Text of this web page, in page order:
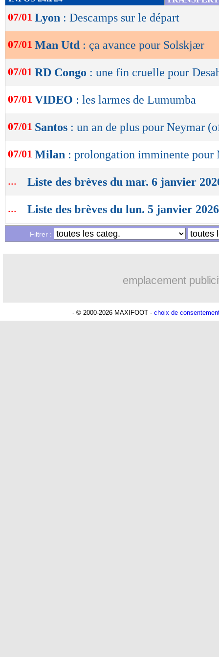
de
lecture
OK
07/01 Lyon : Descamps sur le départ
07/01 Man Utd : ça avance pour Solskjær
07/01 RD Congo : une fin cruelle pour
07/01 VIDEO : les larmes de Lumumba
07/01 Santos : un an de plus pour Neymar
07/01 Milan : prolongation imminente pour
... Liste des brèves du mar. 6 janvier
... Liste des brèves du lun. 5 janvier 2026
Filtrer :
emplacement
- © 2000-2026 MAXIFOOT - choix de